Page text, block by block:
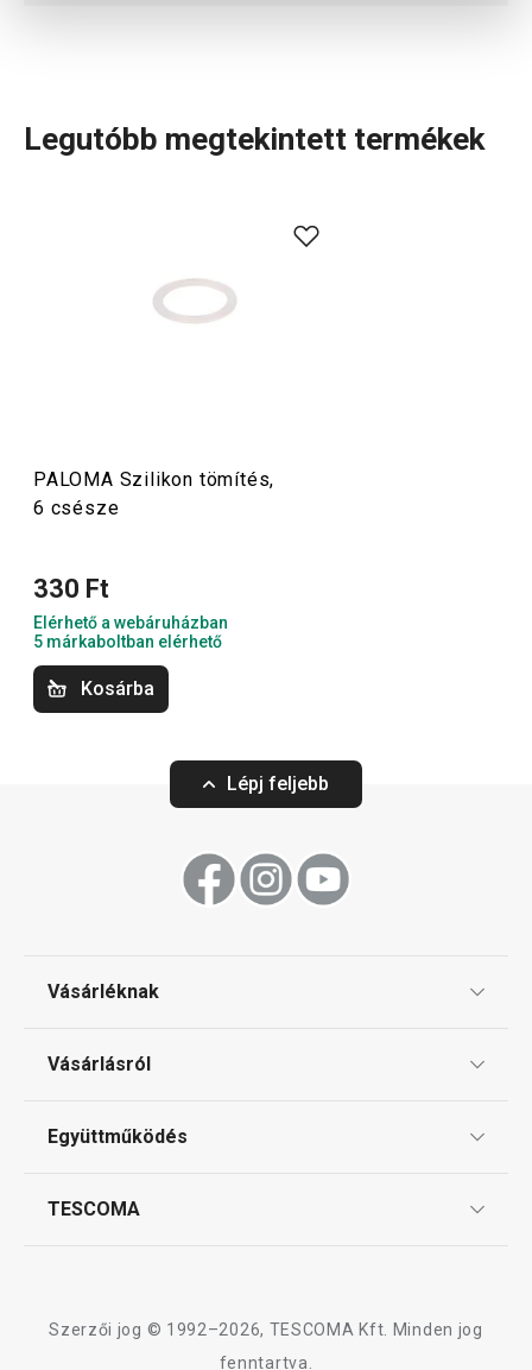
Legutóbb megtekintett termékek
PALOMA Szilikon tömítés,
6 csésze
330 Ft
Elérhető a webáruházban
5 márkaboltban elérhető
Kosárba
Lépj feljebb
Vásárléknak
Gyakori kérdések
Vásárlásról
Reklamáció és termékvisszaküldés
Együttműködés
TESCOMA
Szerzői jog © 1992–2026, TESCOMA Kft. Minden jog
fenntartva.